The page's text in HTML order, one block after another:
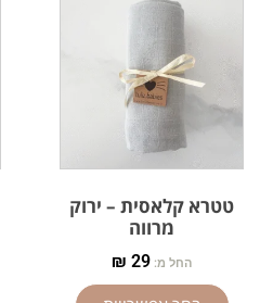
טטרא קלאסית – ירוק
מרווה
החל מ: ₪ 29